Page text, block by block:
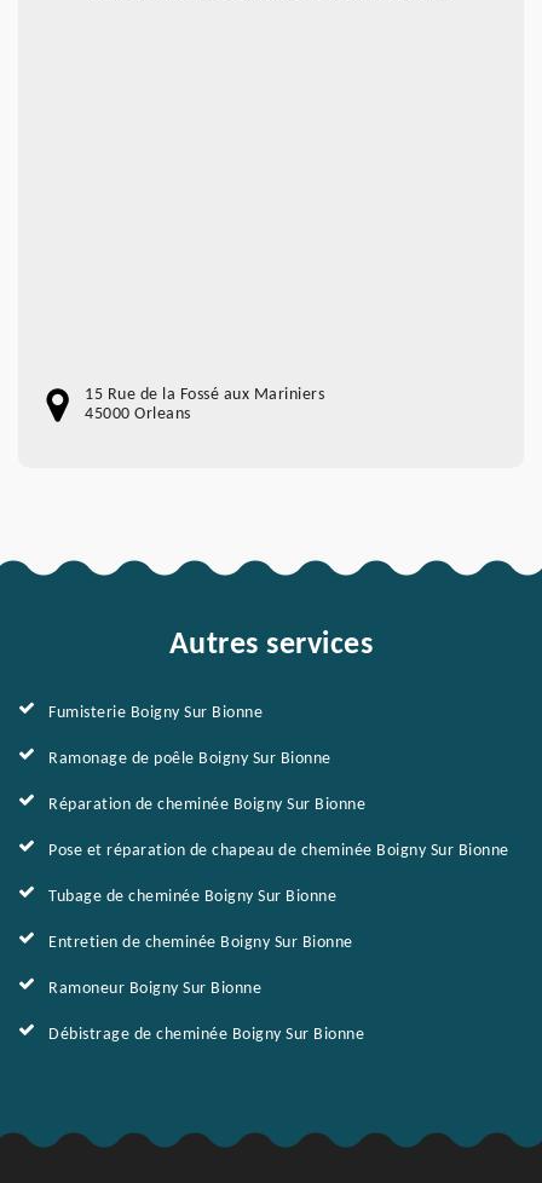
15 Rue de la Fossé aux Mariniers
45000 Orleans
Autres services
Fumisterie Boigny Sur Bionne
Ramonage de poêle Boigny Sur Bionne
Réparation de cheminée Boigny Sur Bionne
Pose et réparation de chapeau de cheminée Boigny Sur Bionne
Tubage de cheminée Boigny Sur Bionne
Entretien de cheminée Boigny Sur Bionne
Ramoneur Boigny Sur Bionne
Débistrage de cheminée Boigny Sur Bionne